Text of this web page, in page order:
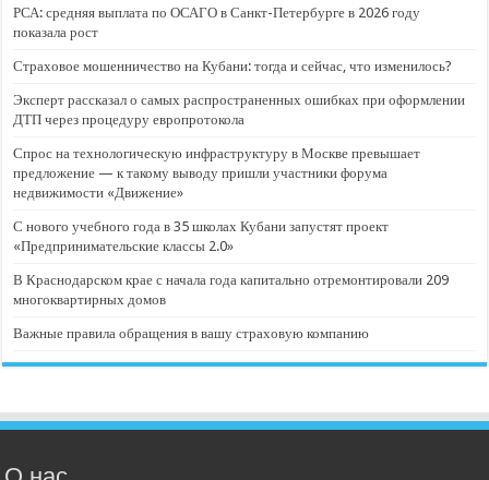
РСА: средняя выплата по ОСАГО в Санкт-Петербурге в 2026 году
показала рост
Страховое мошенничество на Кубани: тогда и сейчас, что изменилось?
Эксперт рассказал о самых распространенных ошибках при оформлении
ДТП через процедуру европротокола
Спрос на технологическую инфраструктуру в Москве превышает
предложение — к такому выводу пришли участники форума
недвижимости «Движение»
С нового учебного года в 35 школах Кубани запустят проект
«Предпринимательские классы 2.0»
В Краснодарском крае с начала года капитально отремонтировали 209
многоквартирных домов
Важные правила обращения в вашу страховую компанию